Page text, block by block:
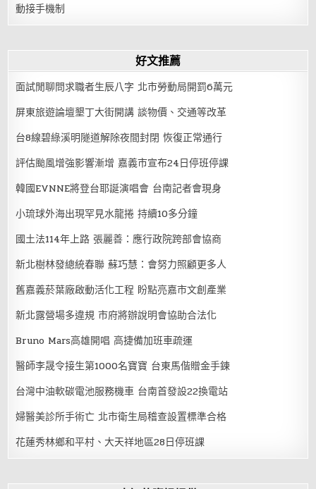
動接手機制
好文推薦
面試閒聊問求職者生辰八字 北市勞動局開罰6萬元
屏東旅遊論壇墾丁大街開講 談物價、交通等改革
台8線碧綠溪明隧道解除夜間封閉 恢復正常通行
評估颱風增強影響漸增 嘉義市宣布24日停班停課
韓國EVNNE將登台耶誕演唱會 台南記者會現身
小琉球外海出現罕見水龍捲 持續10多分鐘
國土法114年上路 張麗善：應行政院跨部會協商
新北樹林發總統春聯 蘇巧慧：會努力照顧更多人
舊嘉義菸葉廠啟動活化工程 盼點亮嘉市文創產業
新北露營場多違規 市府將辦說明會協助合法化
Bruno Mars高雄開唱 高捷備加班車疏運
醫師李晟令接生第1000名寶寶 台東馬偕贈金手鍊
台灣中油軟碳電池服務機車 台南首發設22換電站
婦醫美診所手術亡 北市衛生局稽查設置標準合格
花蓮秀林鄉和平村、大天祥地區28日停班課